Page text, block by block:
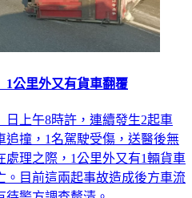
公里外又有貨車翻覆
日上午8時許，連續發生2起車
追撞，1名駕駛受傷，送醫後無
處理之際，1公里外又有1輛貨車
。目前這兩起事故造成後方車流